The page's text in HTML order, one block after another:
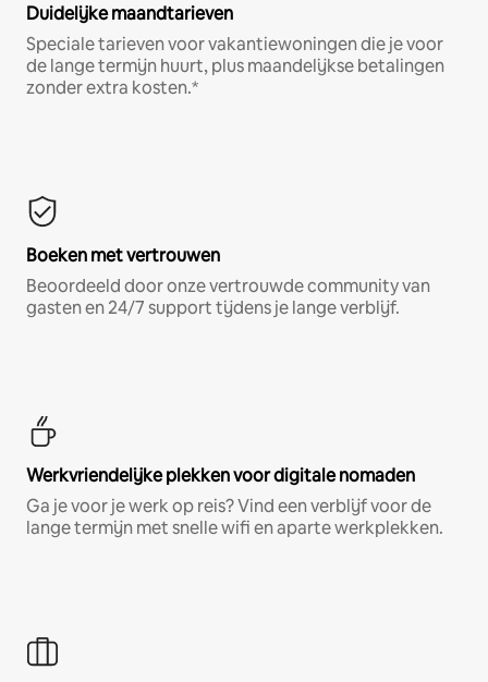
Duidelijke maandtarieven
Speciale tarieven voor vakantiewoningen die je voor
de lange termijn huurt, plus maandelijkse betalingen
zonder extra kosten.*
Boeken met vertrouwen
Beoordeeld door onze vertrouwde community van
gasten en 24/7 support tijdens je lange verblijf.
Werkvriendelijke plekken voor digitale nomaden
Ga je voor je werk op reis? Vind een verblijf voor de
lange termijn met snelle wifi en aparte werkplekken.